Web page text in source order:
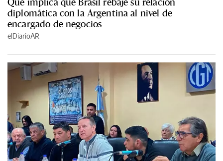
diplomática con la Argentina al nivel de
encargado de negocios
elDiarioAR